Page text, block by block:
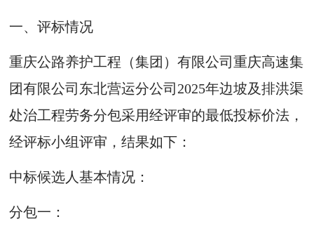
一、评标情况
重庆公路养护工程（集团）有限公司重庆高速集
团有限公司东北营运分公司2025年边坡及排洪渠
处治工程劳务分包采用经评审的最低投标价法，
经评标小组评审，结果如下：
中标候选人基本情况：
分包一：